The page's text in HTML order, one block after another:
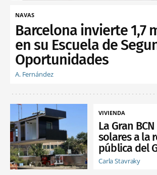
NAVAS
Barcelona invierte 1,7
en su Escuela de
Oportunidades
A. Fernández
VIVIENDA
La Gran
solares a la
pública del
Carla Stavraky